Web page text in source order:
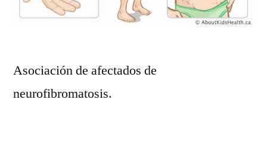
Asociación de afectados de
neurofibromatosis.